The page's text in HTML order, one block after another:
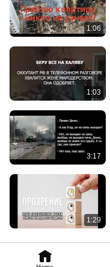
1:06
1:03
3:17
1:29